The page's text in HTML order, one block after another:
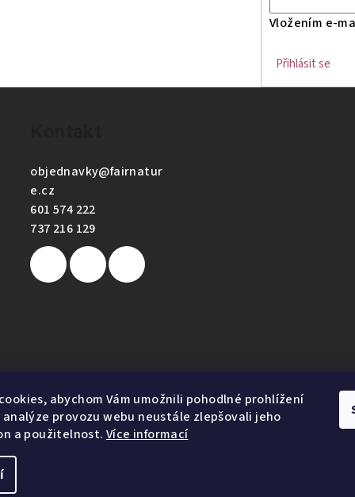
abychom Vám umožnili pohodlné prohlížení
analýze provozu webu neustále zlepšovali jeho
a použitelnost. Více informací
Vložením e-
Přihlásit se
objednavky@fairnatur
e.cz
601 574 222
737 216 129